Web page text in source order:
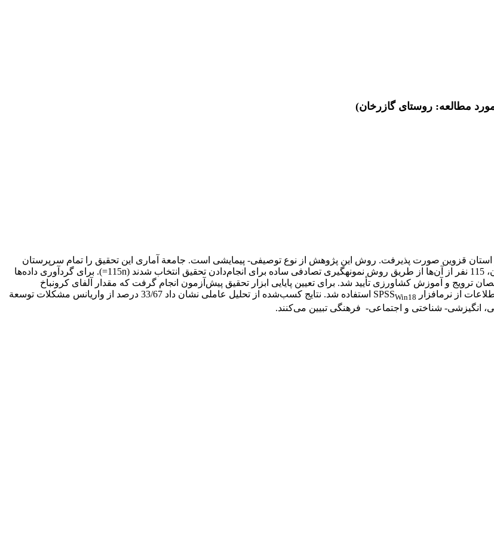
مطالعه: روستای گازرخان)
قزوین صورت پذیرفت. روش این پژوهش از نوع توصیفی- پیمایشی است. جامعة آماری این تحقیق را تمام سرپرستان
خانوار در روستای گازرخان تشکیل می­دادند (750N=) که براساس فرمول کوکران، 115 نفر از آن‌ها از طریق روش نمونه­گیری تصادفی ساده برای انجام‌دادن تحقیق انتخاب شدند (115n=). برای گردآوری داده‌ها
ترویج و آموزش کشاورزی تأیید شد. برای تعیین پایایی ابزار تحقیق پیش‌آزمون انجام گرفت که مقدار آلفای کرونباخ
Win18
استفاده شد. نتایج کسب‌شده از تحلیل عاملی نشان داد 33/67 درصد از واریانس مشکلات توسعة
انگیزشی- شناختی و اجتماعی- فرهنگی تبیین می‌کنند.